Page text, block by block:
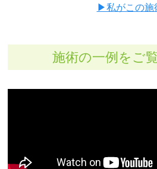
▶︎私がこの施
施術の一例をご